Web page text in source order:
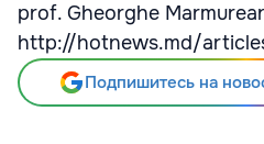
prof. Gheorghe
http://hotnews.md/
Подпишитесь на